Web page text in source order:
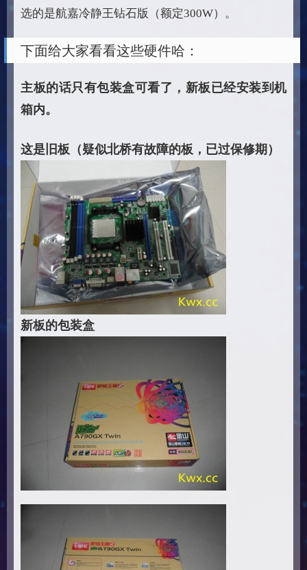
选的是航嘉冷静王钻石版（额定300W）。
下面给大家看看这些硬件哈：
主板的话只有包装盒可看了，新板已经安装到机
箱内。
这是旧板（疑似北桥有故障的板，已过保修期）
新板的包装盒